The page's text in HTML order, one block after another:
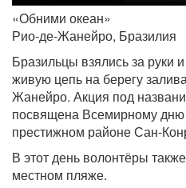
«Обними океан»
Рио-де-Жанейро, Бразилия
Бразильцы взялись за руки
живую цепь на берегу
Жанейро. Акция под
посвящена Всемирному дню
престижном районе Сан-
В этот день волонтёры
местном пляже.